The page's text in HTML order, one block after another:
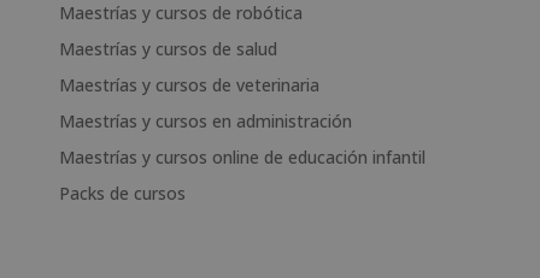
Maestrías y cursos de robótica
Maestrías y cursos de salud
Maestrías y cursos de veterinaria
Maestrías y cursos en administración
Maestrías y cursos online de educación infantil
Packs de cursos